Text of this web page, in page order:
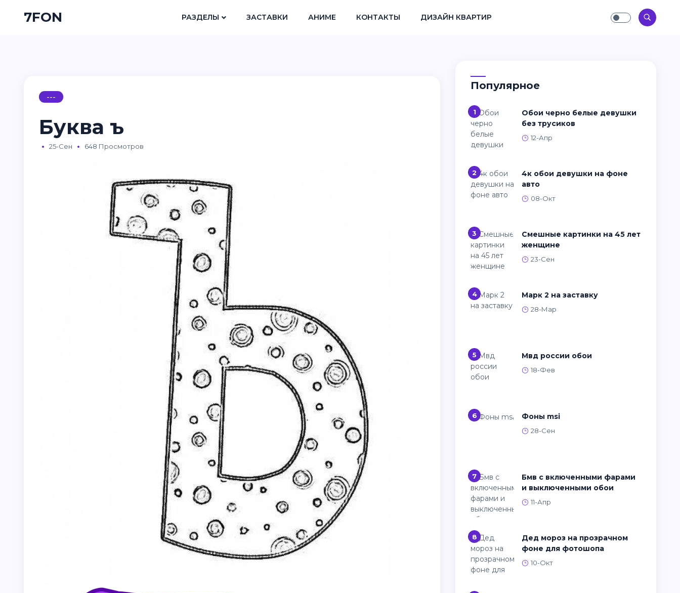
7FON РАЗДЕЛЫ ЗАСТАВКИ АНИМЕ КОНТАКТЫ ДИЗАЙН КВАРТИР
---
Буква ъ
25-Сен 648 Просмотров
Популярное
1
Обои черно белые девушки
без трусиков
12-Апр
2
4к обои девушки на фоне
авто
08-Окт
3
Смешные картинки на 45 лет
женщине
23-Сен
4 Марк 2 на заставку
28-Мар
5 Мвд россии обои
18-Фев
6 Фоны msi
28-Сен
7
Бмв с включенными фарами
и выключенными обои
11-Апр
8
Дед мороз на прозрачном
фоне для фотошопа
10-Окт